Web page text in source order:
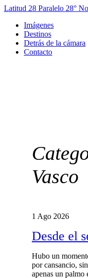
Latitud 28 Paralelo 28°
Imágenes
Destinos
Detrás de la cámara
Contacto
Vasco
1 Ago 2026
Desde el
Hubo un
por cansancio,
apenas un palmo